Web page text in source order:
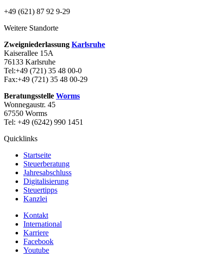
+49 (621) 87 92 9-29
Weitere Standorte
Zweigniederlassung Karlsruhe
Kaiserallee 15A
76133 Karlsruhe
Tel:+49 (721) 35 48 00-0
Fax:+49 (721) 35 48 00-29
Beratungsstelle Worms
Wonnegaustr. 45
67550 Worms
Tel: +49 (6242) 990 1451
Quicklinks
Startseite
Steuerberatung
Jahresabschluss
Digitalisierung
Steuertipps
Kanzlei
Kontakt
International
Karriere
Facebook
Youtube